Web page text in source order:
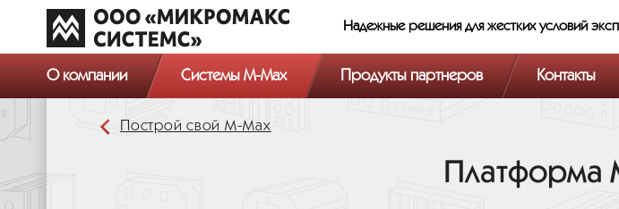
Надежные решения для жестких условий
О компании Системы M-Max Продукты партнеров Контакты
Построй свой М-Мах
Платформа